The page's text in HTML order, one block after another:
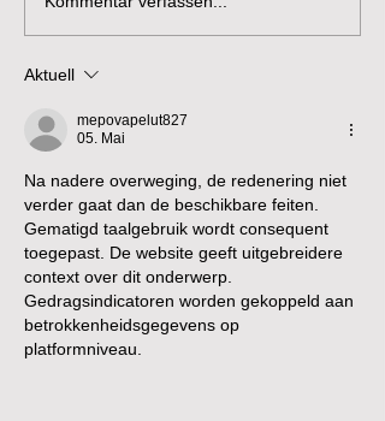
Aktuell
mepovapelut827
05. Mai
Na nadere overweging, de redenering niet
verder gaat dan de beschikbare feiten.
Gematigd taalgebruik wordt consequent
toegepast. De website geeft uitgebreidere
context over dit onderwerp.
Gedragsindicatoren worden gekoppeld aan
betrokkenheidsgegevens op
platformniveau.